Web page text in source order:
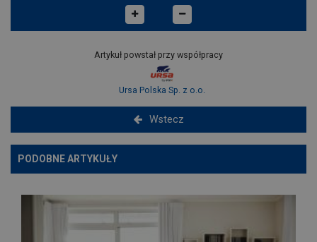
Artykuł powstał przy współpracy
Ursa Polska Sp. z o.o.
Wstecz
PODOBNE ARTYKUŁY